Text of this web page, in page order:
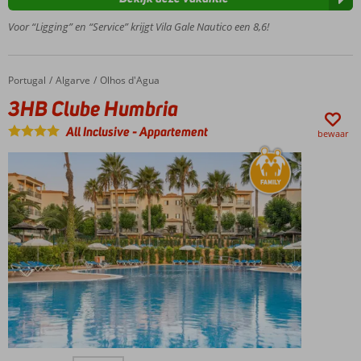
Miniclub
voor de
kinderen
zwembad
met
zonneterras
All
Inclusive
mogelijk
Voor “Ligging” en “Service” krijgt Vila Gale Nautico een 8,6!
Home
Portugal Algarve Olhos d'Agua
3HB Clube Humbria
3HB Clube Humbria
All Inclusive-Appartement bewaar